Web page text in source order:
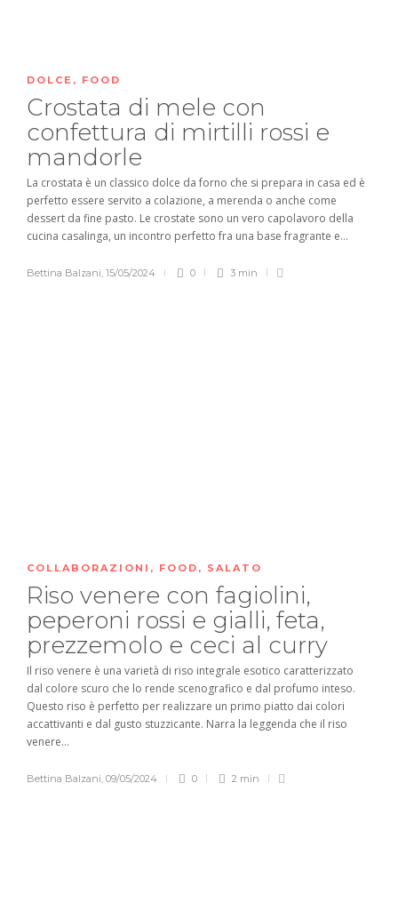
DOLCE , FOOD
Crostata di mele con
confettura di mirtilli rossi e
mandorle
La crostata è un classico dolce da forno che si prepara in casa ed è
perfetto essere servito a colazione, a merenda o anche come
dessert da fine pasto. Le crostate sono un vero capolavoro della
cucina casalinga, un incontro perfetto fra una base fragrante e...
Bettina Balzani, 15/05/2024 0 3 min
COLLABORAZIONI , FOOD , SALATO
Riso venere con fagiolini,
peperoni rossi e gialli, feta,
prezzemolo e ceci al curry
Il riso venere è una varietà di riso integrale esotico caratterizzato
dal colore scuro che lo rende scenografico e dal profumo inteso.
Questo riso è perfetto per realizzare un primo piatto dai colori
accattivanti e dal gusto stuzzicante. Narra la leggenda che il riso
venere...
Bettina Balzani, 09/05/2024 0 2 min